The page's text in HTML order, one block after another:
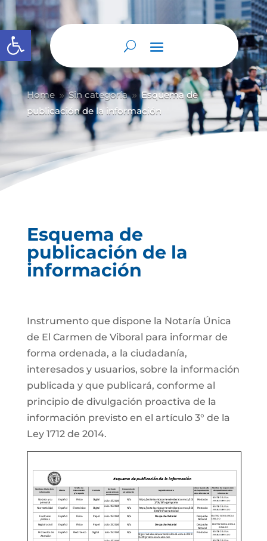
Abrir barra de herramientas
Home 9 Sin categoría 9 Esquema de
publicación de la información
Esquema de
publicación de la
información
Instrumento que dispone la Notaría Única
de El Carmen de Viboral para informar de
forma ordenada, a la ciudadanía,
interesados y usuarios, sobre la información
publicada y que publicará, conforme al
principio de divulgación proactiva de la
información previsto en el artículo 3° de la
Ley 1712 de 2014.